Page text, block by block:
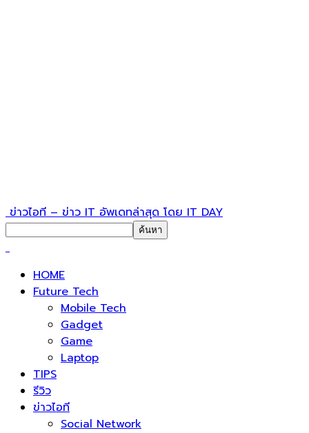
ข่าวไอที – ข่าว IT อัพเดทล่าสุด โดย IT DAY
HOME
Future Tech
Mobile Tech
Gadget
Game
Laptop
TIPS
รีวิว
ข่าวไอที
Social Network